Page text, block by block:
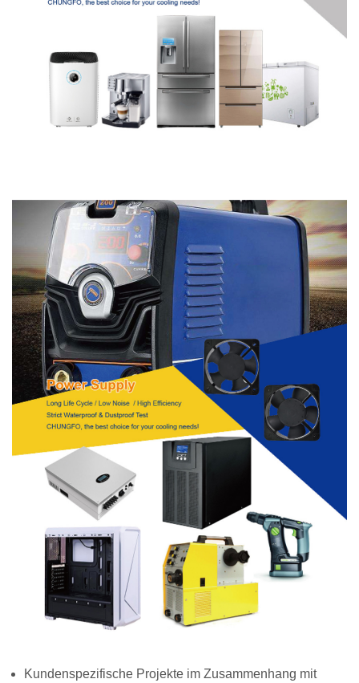
Kundenspezifische Projekte im Zusammenhang mit